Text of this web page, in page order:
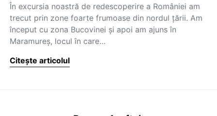
În excursia noastră de redescoperire a României am
trecut prin zone foarte frumoase din nordul țării. Am
început cu zona Bucovinei și apoi am ajuns în
Maramureș, locul în care…
Citește articolul